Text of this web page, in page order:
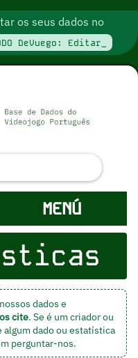
os seus dados no
DeVuego: Editar_
MENÚ
dados e
cite. Se é um criador ou
algum dado ou estatística
perguntar-nos.